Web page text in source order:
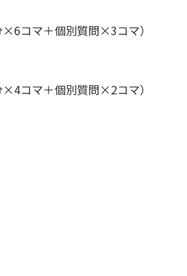
コマ＋個別質問×3コマ）
コマ＋個別質問×2コマ）